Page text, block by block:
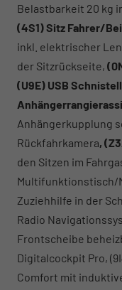
Belastbarkeit 20 kg
(4S1) Sitz Fahrer/
inkl. elektrischer
der Sitzrückseite,
(U9E) USB
Anhängerkupplung
Rückfahrkamera,
den Sitzen im
Multifunktionstisch/
Zuziehhilfe in der
Radio
Frontscheibe
Digitalcockpit Pro,
Comfort mit